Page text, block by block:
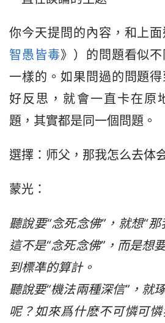
你今天提問的內容，和上
智愚皆毒》）的問題看似
一樣的。如果問過的問題
好反思，就會一直卡在原
題，其實都是同一個問題。
選擇：师父，那我怎么去体
蒙光：
聽說要“念死念佛”，就想“
這不是“念死念佛”，而是想
到標凖的算計。
聽說要“機法兩種深信”，就
呢？如來爲什麽不可憐可